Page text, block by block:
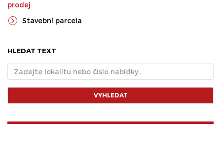
prodej
Stavební parcela
HLEDAT TEXT
VYHLEDAT